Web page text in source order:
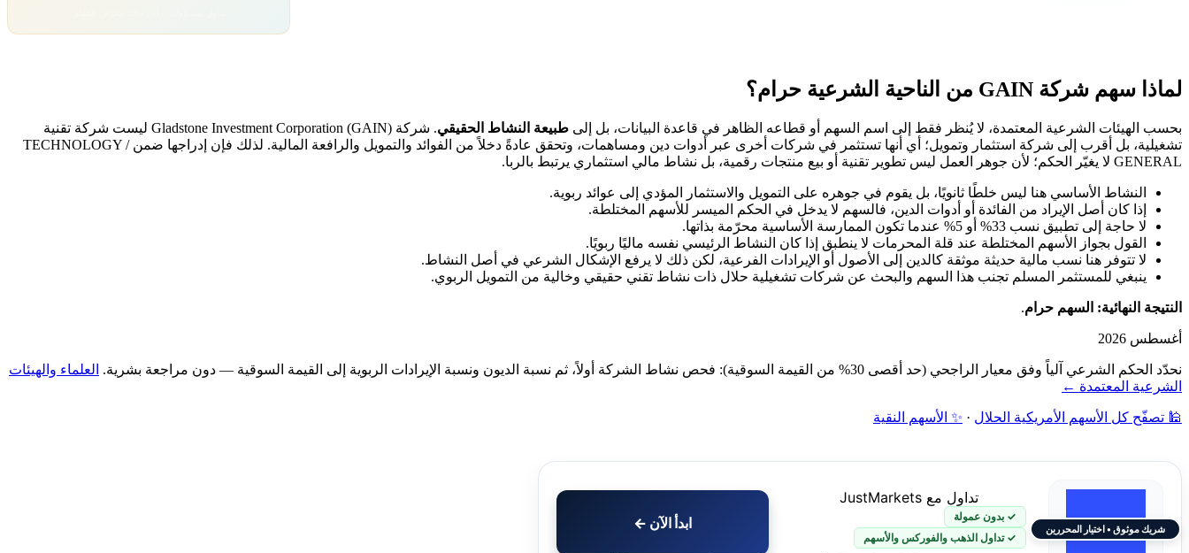
لماذا سهم شركة GAIN من الناحية الشرعية حرام؟
بحسب الهيئات الشرعية المعتمدة، لا يُنظر فقط إلى اسم السهم أو قطاعه الظاهر في قاعدة البيانات، بل إلى طبيعة النشاط الحقيقي
. شركة Gladstone Investment Corporation (GAIN) ليست شركة تقنية
تشغيلية، بل أقرب إلى شركة استثمار وتمويل؛ أي أنها تستثمر في شركات أخرى عبر أدوات دين ومساهمات، وتحقق عادةً دخلاً من الفوائد والتمويل والرافعة المالية. لذلك فإن إدراجها ضمن TECHNOLOGY /
GENERAL لا يغيّر الحكم؛ لأن جوهر العمل ليس تطوير تقنية أو بيع منتجات رقمية، بل نشاط مالي استثماري يرتبط بالربا.
النشاط الأساسي هنا ليس خلطًا ثانويًا، بل يقوم في جوهره على التمويل والاستثمار المؤدي إلى عوائد ربوية.
إذا كان أصل الإيراد من الفائدة أو أدوات الدين، فالسهم لا يدخل في الحكم الميسر للأسهم المختلطة.
لا حاجة إلى تطبيق نسب 33% أو 5% عندما تكون الممارسة الأساسية محرّمة بذاتها.
القول بجواز الأسهم المختلطة عند قلة المحرمات لا ينطبق إذا كان النشاط الرئيسي نفسه ماليًا ربويًا.
لا تتوفر هنا نسب مالية حديثة موثقة كالدين إلى الأصول أو الإيرادات الفرعية، لكن ذلك لا يرفع الإشكال الشرعي في أصل النشاط.
ينبغي للمستثمر المسلم تجنب هذا السهم والبحث عن شركات تشغيلية حلال ذات نشاط تقني حقيقي وخالية من التمويل الربوي.
النتيجة النهائية: السهم حرام.
أغسطس 2026
نحدّد الحكم الشرعي آلياً وفق معيار الراجحي (حد أقصى 30% من القيمة السوقية): فحص نشاط الشركة أولاً، ثم نسبة الديون ونسبة الإيرادات الربوية إلى القيمة السوقية — دون مراجعة بشرية.
العلماء والهيئات
الشرعية المعتمدة ←
🕌 تصفّح كل الأسهم الأمريكية الحلال · ✨ الأسهم النقية
شريك موثوق • اختيار المحررين
تداول مع JustMarkets
✓ بدون عمولة
✓ تداول الذهب والفوركس والأسهم
ابدأ الآن ←